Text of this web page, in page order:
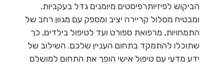
הביקוש לפיזיותרפיסטים מיומנים גדל בעקביות,
ומבטיח מסלול קריירה יציב ומספק עם מגוון רחב של
התמחויות, מרפואת ספורט ועד לטיפול בילדים, כך
שתוכלו להתמקד בתחום העניין שלכם. השילוב של
ידע מדעי עם טיפול אישי הופך את התחום למושלם